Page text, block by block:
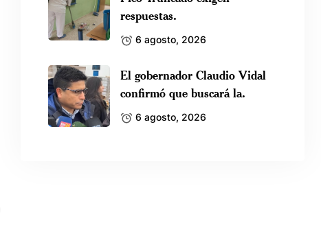
respuestas.
6 agosto, 2026
El gobernador Claudio Vidal
confirmó que buscará la.
6 agosto, 2026